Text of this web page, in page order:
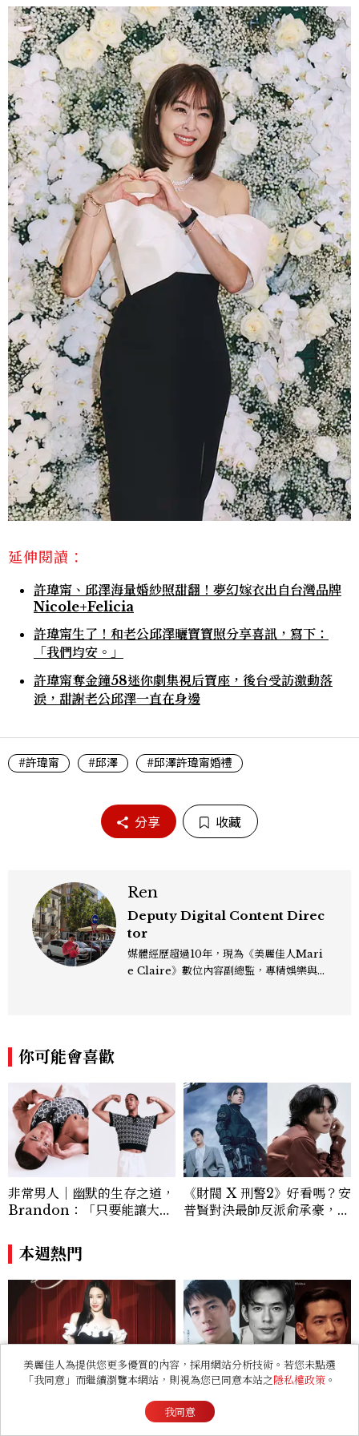
延伸閱讀：
許瑋甯、邱澤海量婚紗照甜翻！夢幻嫁衣出自台灣品牌
Nicole+Felicia
許瑋甯生了！和老公邱澤曬寶寶照分享喜訊，寫下：
「我們均安。」
許瑋甯奪金鐘58迷你劇集視后寶座，後台受訪激動落
淚，甜謝老公邱澤一直在身邊
#許瑋甯 #邱澤 #邱澤許瑋甯婚禮
分享 收藏
Ren
Deputy Digital Content Direc
tor
媒體經歷超過10年，現為《美麗佳人Mari
e Claire》數位內容副總監，專精娛樂與
你可能會喜歡
非常男人｜幽默的生存之道，
Brandon：「只要能讓大家
讓敵人成為朋友。」
《財閥 X 刑警2》好看嗎？安
普賢對決最帥反派俞承豪，鄭
本週熱門
Tiffany Young台北演唱會
10月連唱2天！票價、售票時
《直到T恤乾了為止》中島步
是誰？9件事認識日本「昭和
臉」男星：大文豪玄孫、《地
美麗佳人為提供您更多優質的內容，採用網站分析技術。若您未點選
「我同意」而繼續瀏覽本網站，則視為您已同意本站之隱私權政策 。
我同意